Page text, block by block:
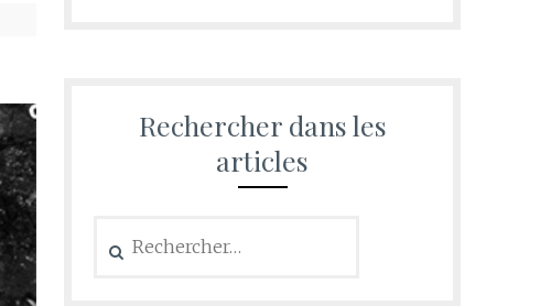
Rechercher dans les
articles